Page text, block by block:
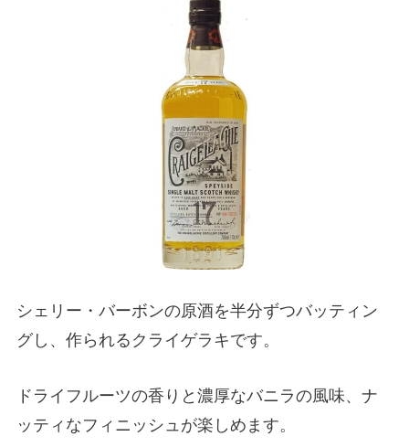
シェリー・バーボンの原酒を半分ずつバッティン
グし、作られるクライゲラキです。
ドライフルーツの香りと濃厚なバニラの風味、ナ
ッティなフィニッシュが楽しめます。